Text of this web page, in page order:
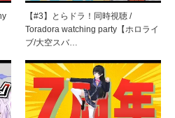
【#3】とらドラ！同時視聴 /
Toradora watching party【ホロライ
ブ/大空スバ…